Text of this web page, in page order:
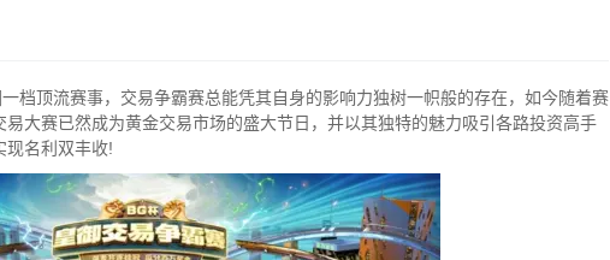
档顶流赛事，交易争霸赛总能凭其自身的影响力独树一帜般的存在，如今随着赛
大赛已然成为黄金交易市场的盛大节日，并以其独特的魅力吸引各路投资高手
现名利双丰收!